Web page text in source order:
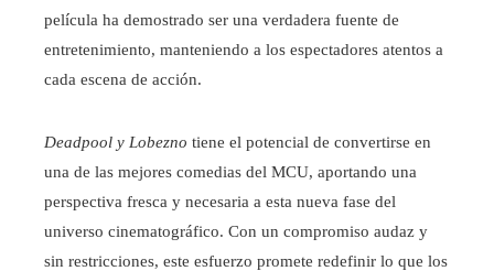
película ha demostrado ser una verdadera fuente de
entretenimiento, manteniendo a los espectadores atentos a
cada escena de acción.
Deadpool y Lobezno tiene el potencial de convertirse en
una de las mejores comedias del MCU, aportando una
perspectiva fresca y necesaria a esta nueva fase del
universo cinematográfico. Con un compromiso audaz y
sin restricciones, este esfuerzo promete redefinir lo que los